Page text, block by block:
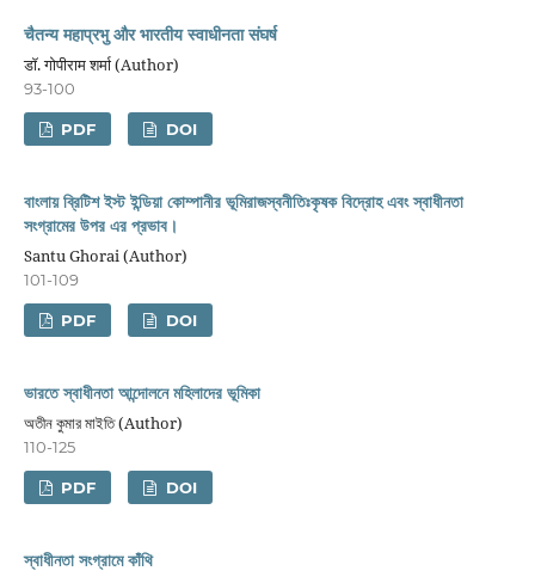
चैतन्य महाप्रभु और भारतीय स्वाधीनता संघर्ष
डॉ. गोपीराम शर्मा (Author)
93-100
PDF DOI
বাংলায় ব্রিটিশ ইস্ট ইন্ডিয়া কোম্পানীর ভূমিরাজস্বনীতিঃকৃষক বিদ্রোহ এবং স্বাধীনতা
সংগ্রামের উপর এর প্রভাব।
Santu Ghorai (Author)
101-109
PDF DOI
ভারতে স্বাধীনতা আন্দোলনে মহিলাদের ভূমিকা
অতীন কুমার মাইতি (Author)
110-125
PDF DOI
স্বাধীনতা সংগ্রামে কাঁথি